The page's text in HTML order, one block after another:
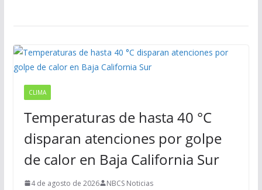
CLIMA
Temperaturas de hasta 40 °C
disparan atenciones por golpe
de calor en Baja California Sur
4 de agosto de 2026 NBCS Noticias